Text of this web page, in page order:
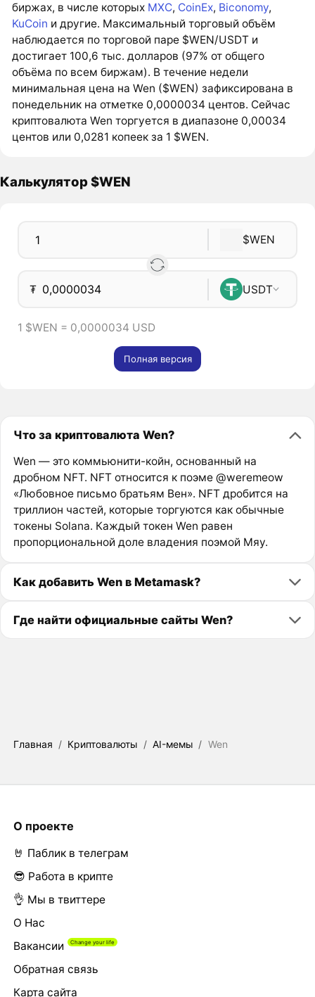
биржах, в числе которых MXC, CoinEx, Biconomy,
KuCoin и другие. Максимальный торговый объём
наблюдается по торговой паре $WEN/USDT и
достигает 100,6 тыс. долларов (97% от общего
объёма по всем биржам). В течение недели
минимальная цена на Wen ($WEN) зафиксирована в
понедельник на отметке 0,0000034 центов. Сейчас
криптовалюта Wen торгуется в диапазоне 0,00034
центов или 0,0281 копеек за 1 $WEN.
Калькулятор $WEN
$WEN
₮ USDT
1 $WEN = 0,0000034 USD
Полная версия
Что за криптовалюта Wen?
Wen — это коммьюнити-койн, основанный на
дробном NFT. NFT относится к поэме @weremeow
«Любовное письмо братьям Вен». NFT дробится на
триллион частей, которые торгуются как обычные
токены Solana. Каждый токен Wen равен
пропорциональной доле владения поэмой Мяу.
Как добавить Wen в Metamask?
Где найти официальные сайты Wen?
Главная / Криптовалюты / AI-мемы / Wen
О проекте
🤘 Паблик в телеграм
😎 Работа в крипте
👌 Мы в твиттере
О Нас
Вакансии
Обратная связь
Карта сайта